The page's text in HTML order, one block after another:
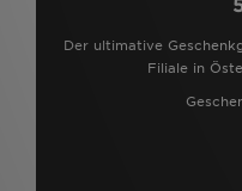
Der ultimative
Filiale in